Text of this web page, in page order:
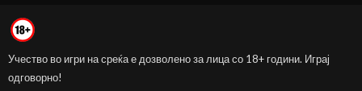
Учество во игри на среќа е дозволено за лица со 18+ години. Играј
одговорно!